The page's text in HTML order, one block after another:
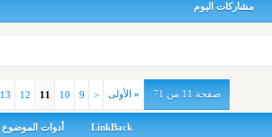
مشاركات اليوم
صفحة 11 من 71 « الأولى <
9
10
11
12
13
LinkBack أدوات الموضوع